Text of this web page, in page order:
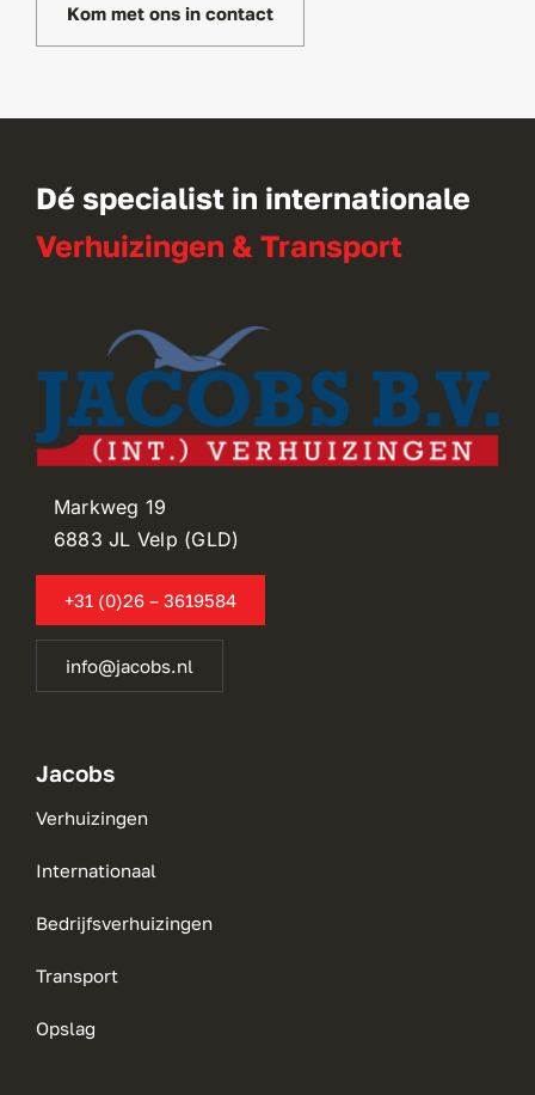
Kom met ons in contact
Dé specialist in internationale
Verhuizingen & Transport
Markweg 19
6883 JL Velp (GLD)
+31 (0)26 – 3619584
info@jacobs.nl
Jacobs
Verhuizingen
Internationaal
Bedrijfsverhuizingen
Transport
Opslag